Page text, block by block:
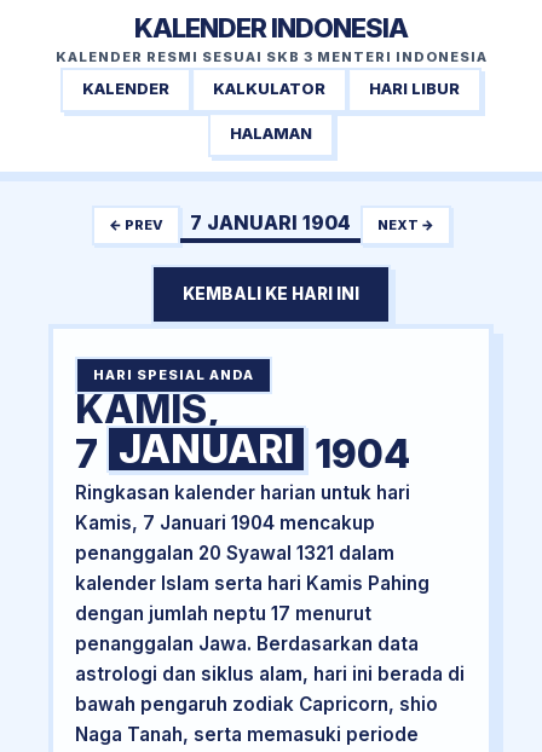
KALENDER INDONESIA
KALENDER RESMI SESUAI SKB 3 MENTERI INDONESIA
KALENDER KALKULATOR HARI LIBUR
HALAMAN
← PREV 7 JANUARI 1904 NEXT →
KEMBALI KE HARI INI
HARI SPESIAL ANDA
KAMIS,
7 JANUARI 1904
Ringkasan kalender harian untuk hari
Kamis, 7 Januari 1904 mencakup
penanggalan 20 Syawal 1321 dalam
kalender Islam serta hari Kamis Pahing
dengan jumlah neptu 17 menurut
penanggalan Jawa. Berdasarkan data
astrologi dan siklus alam, hari ini berada di
bawah pengaruh zodiak Capricorn, shio
Naga Tanah, serta memasuki periode